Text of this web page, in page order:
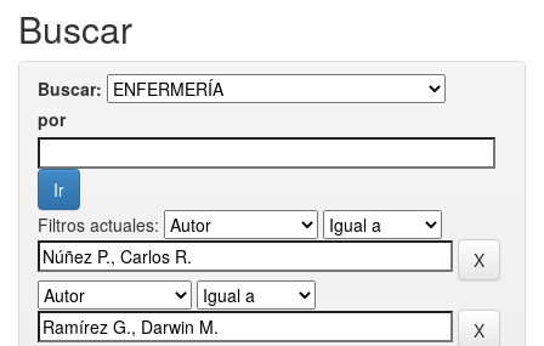
Buscar
Buscar:
por
Filtros actuales: